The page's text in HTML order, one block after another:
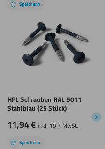
Speichern
HPL Schrauben RAL 5011
Stahlblau (25 Stück)
11,94€ inkl. 19 % MwSt.
Speichern